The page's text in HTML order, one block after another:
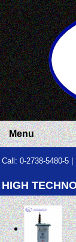
Menu
Call: 0-2738-5480-5
HIGH